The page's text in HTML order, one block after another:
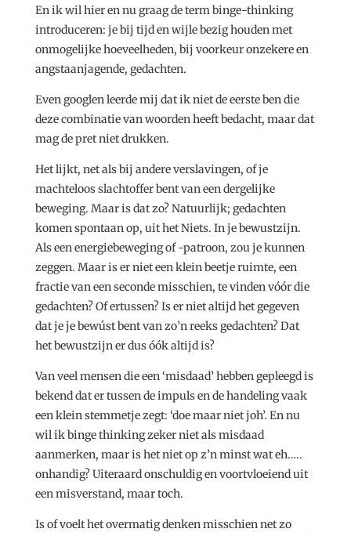
En ik wil hier en nu graag de term binge-thinking
introduceren: je bij tijd en wijle bezig houden met
onmogelijke hoeveelheden, bij voorkeur onzekere en
angstaanjagende, gedachten.
Even googlen leerde mij dat ik niet de eerste ben die
deze combinatie van woorden heeft bedacht, maar dat
mag de pret niet drukken.
Het lijkt, net als bij andere verslavingen, of je
machteloos slachtoffer bent van een dergelijke
beweging. Maar is dat zo? Natuurlijk; gedachten
komen spontaan op, uit het Niets. In je bewustzijn.
Als een energiebeweging of -patroon, zou je kunnen
zeggen. Maar is er niet een klein beetje ruimte, een
fractie van een seconde misschien, te vinden vóór die
gedachten? Of ertussen? Is er niet altijd het gegeven
dat je je bewúst bent van zo’n reeks gedachten? Dat
het bewustzijn er dus óók altijd is?
Van veel mensen die een ‘misdaad’ hebben gepleegd is
bekend dat er tussen de impuls en de handeling vaak
een klein stemmetje zegt: ‘doe maar niet joh’. En nu
wil ik binge thinking zeker niet als misdaad
aanmerken, maar is het niet op z’n minst wat eh…..
onhandig? Uiteraard onschuldig en voortvloeiend uit
een misverstand, maar toch.
Is of voelt het overmatig denken misschien net zo